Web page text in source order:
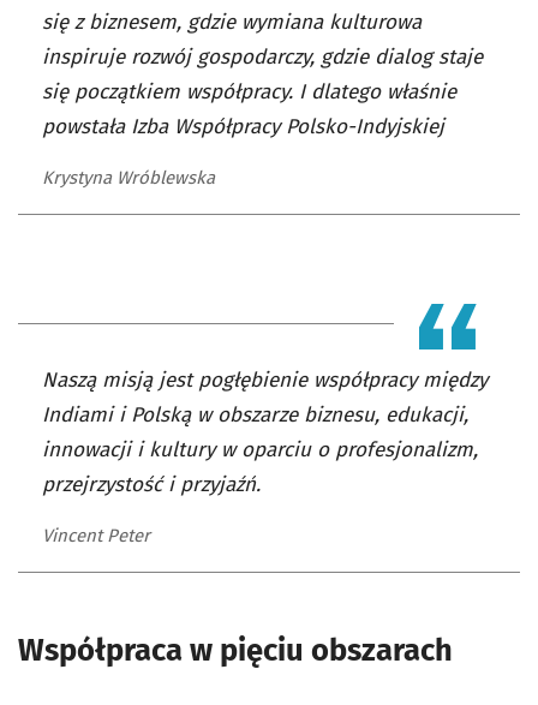
się z biznesem, gdzie wymiana kulturowa
inspiruje rozwój gospodarczy, gdzie dialog staje
się początkiem współpracy. I dlatego właśnie
powstała Izba Współpracy Polsko-Indyjskiej
Krystyna Wróblewska
Naszą misją jest pogłębienie współpracy między
Indiami i Polską w obszarze biznesu, edukacji,
innowacji i kultury w oparciu o profesjonalizm,
przejrzystość i przyjaźń.
Vincent Peter
Współpraca w pięciu obszarach